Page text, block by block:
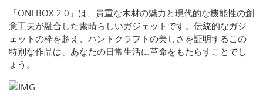
「ONEBOX 2.0」は、貴重な木材の魅力と現代的な機能性の創
意工夫が融合した素晴らしいガジェットです。伝統的なガジ
ェットの枠を超え、ハンドクラフトの美しさを証明するこの
特別な作品は、あなたの日常生活に革命をもたらすことでし
ょう。